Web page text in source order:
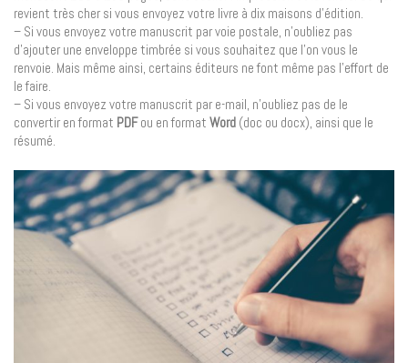
revient très cher si vous envoyez votre livre à dix maisons d’édition.
– Si vous envoyez votre manuscrit par voie postale, n’oubliez pas
d’ajouter une enveloppe timbrée si vous souhaitez que l’on vous le
renvoie. Mais même ainsi, certains éditeurs ne font même pas l’effort de
le faire.
– Si vous envoyez votre manuscrit par e-mail, n’oubliez pas de le
convertir en format PDFou en format Word (doc ou docx), ainsi que le
résumé.